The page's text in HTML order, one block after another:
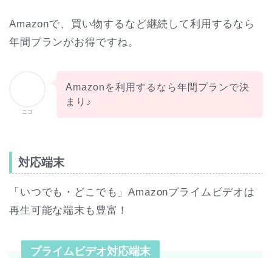
Amazonで、買い物するなど継続して利用するなら
年間プランがお得ですね。
ニコ
Amazonを利用するなら年間プランで決
まり♪
対応端末
「いつでも・どこでも」Amazonプライムビデオは
再生可能な端末も豊富！
プライムビデオ対応端末